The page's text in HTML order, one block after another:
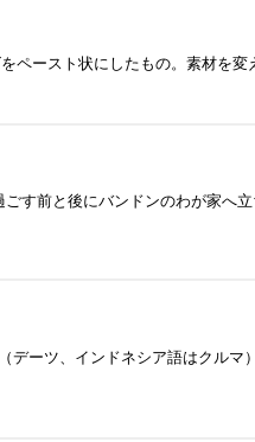
ペースト状にしたもの。素材を
前と後にバンドンのわが家へ立
ーツ、インドネシア語はクルマ